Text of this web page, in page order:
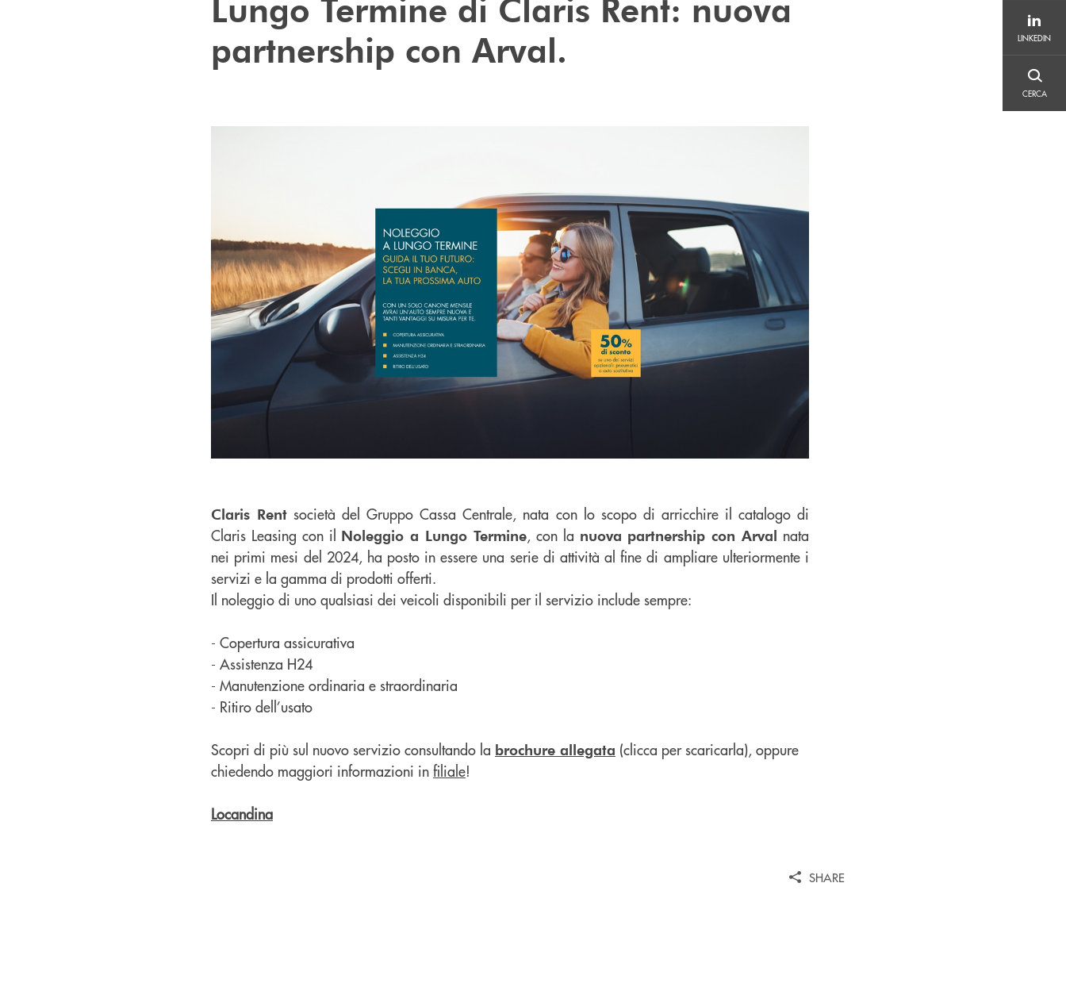
LINKEDIN
CERCA
partnership con Arval.
Claris Rent società del Gruppo Cassa Centrale, nata con lo scopo di arricchire il catalogo di
Claris Leasing con il Noleggio a Lungo Termine, con la nuova partnership con Arval nata
nei primi mesi del 2024, ha posto in essere una serie di attività al fine di ampliare ulteriormente i
servizi e la gamma di prodotti offerti.
Il noleggio di uno qualsiasi dei veicoli disponibili per il servizio include sempre:
- Copertura assicurativa
- Assistenza H24
- Manutenzione ordinaria e straordinaria
- Ritiro dell’usato
Scopri di più sul nuovo servizio consultando la brochure allegata (clicca per scaricarla), oppure
chiedendo maggiori informazioni in filiale!
Locandina
SHARE